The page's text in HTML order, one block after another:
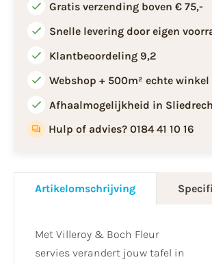
Gratis verzending boven € 75,-
Snelle levering door eigen
Klantbeoordeling 9,2
Webshop + 500m² echte winkel
Afhaalmogelijkheid in
Hulp of advies? 0184 41 10 16
Artikelomschrijving
Met Villeroy & Boch Fleur
servies verandert jouw tafel in